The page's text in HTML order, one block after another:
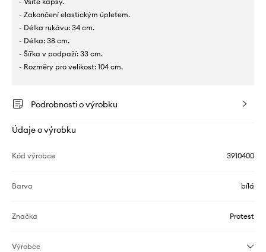
- Zakončení elastickým úpletem.
- Délka rukávu: 34 cm.
- Délka: 38 cm.
- Šířka v podpaží: 33 cm.
- Rozměry pro velikost: 104 cm.
Podrobnosti o výrobku
Údaje o výrobku
Kód výrobce 3910400
Barva bílá
Značka Protest
Výrobce